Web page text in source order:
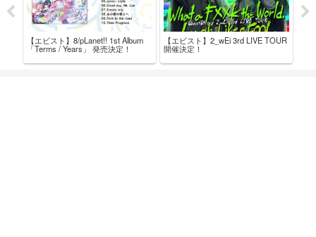
【エビスト】8/pLanet!! 1st Album
「Terms / Years」 発売決定！
【エビスト】2_wEi 3rd LIVE TOUR
開催決定！